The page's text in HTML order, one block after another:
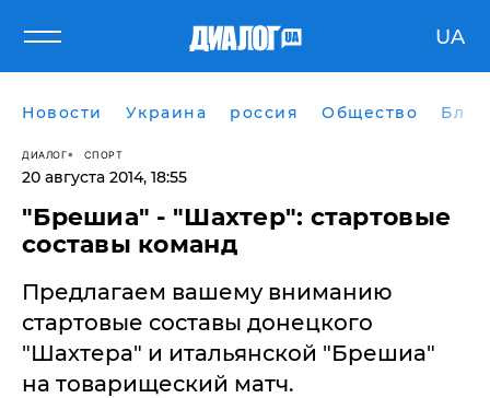
UA
Новости Украина россия Общество
ДИАЛОГ СПОРТ
20 августа 2014, 18:55
"Брешиа" - "Шахтер": стартовые
составы команд
Предлагаем вашему вниманию
стартовые составы донецкого
"Шахтера" и итальянской "Брешиа"
на товарищеский матч.